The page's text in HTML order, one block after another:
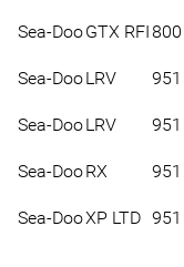
Sea-DooGTX RFI 800
Sea-DooLRV 951
Sea-DooLRV 951
Sea-DooRX 951
Sea-DooXP LTD 951